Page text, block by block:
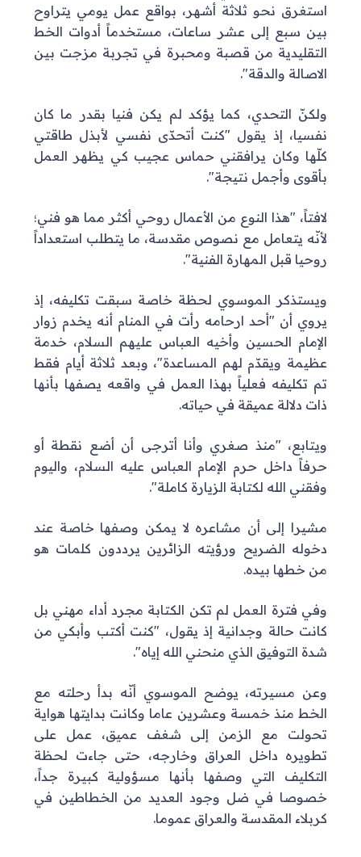
استغرق نحو ثلاثة أشهر، بواقع عمل يومي يتراوح
بين سبع إلى عشر ساعات، مستخدماً أدوات الخط
التقليدية من قصبة ومحبرة في تجربة مزجت بين
الاصالة والدقة".
ولكنّ التحدي، كما يؤكد لم يكن فنيا بقدر ما كان
نفسيا، إذ يقول "كنت أتحدّى نفسي لأبذل طاقتي
كلّها وكان يرافقني حماس عجيب كي يظهر العمل
بأقوى وأجمل نتيجة".
لافتاً، "هذا النوع من الأعمال روحي أكثر مما هو فني؛
لأنّه يتعامل مع نصوص مقدسة، ما يتطلب استعداداً
روحيا قبل المهارة الفنية".
ويستذكر الموسوي لحظة خاصة سبقت تكليفه، إذ
يروي أن "أحد ارحامه رأت في المنام أنه يخدم زوار
الإمام الحسين وأخيه العباس عليهم السلام، خدمة
عظيمة ويقدّم لهم المساعدة"، وبعد ثلاثة أيام فقط
تم تكليفه فعلياً بهذا العمل في واقعه يصفها بأنها
ذات دلالة عميقة في حياته.
ويتابع، "منذ صغري وأنا أترجى أن أضع نقطة أو
حرفاً داخل حرم الإمام العباس عليه السلام، واليوم
وفقني الله لكتابة الزيارة كاملة".
مشيرا إلى أن مشاعره لا يمكن وصفها خاصة عند
دخوله الضريح ورؤيته الزائرين يرددون كلمات هو
من خطها بيده.
وفي فترة العمل لم تكن الكتابة مجرد أداء مهني بل
كانت حالة وجدانية إذ يقول، "كنت أكتب وأبكي من
شدة التوفيق الذي منحني الله إياه".
وعن مسيرته، يوضح الموسوي أنّه بدأ رحلته مع
الخط منذ خمسة وعشرين عاما وكانت بدايتها هواية
تحولت مع الزمن إلى شغف عميق، عمل على
تطويره داخل العراق وخارجه، حتى جاءت لحظة
التكليف التي وصفها بأنها مسؤولية كبيرة جداً،
خصوصا في ضل وجود العديد من الخطاطين في
كربلاء المقدسة والعراق عموما.